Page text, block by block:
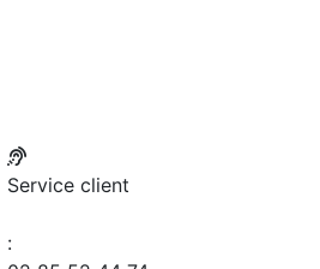
Service client
: